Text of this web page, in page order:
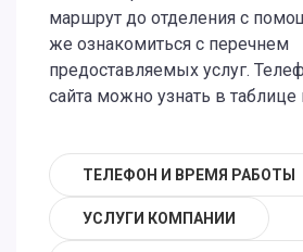
маршрут до отделения с
же ознакомиться с перечнем
предоставляемых услуг.
сайта можно узнать в таблице
ТЕЛЕФОН И ВРЕМЯ РАБОТЫ
УСЛУГИ КОМПАНИИ